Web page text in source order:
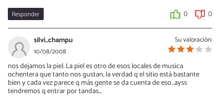
Responder 0 0
Su valoración:
silvi_champu
10/08/2008
nos dejamos la piel. La piel es otro de esos locales de musica
ochentera que tanto nos gustan, la verdad q el sitio está bastante
bien y cada vez parece q más gente se da cuenta de eso...ayss
tendremos q entrar por tandas...